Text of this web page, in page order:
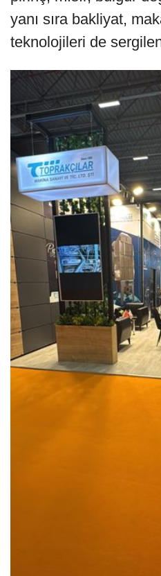
yanı sıra bakliyat,
teknolojileri de